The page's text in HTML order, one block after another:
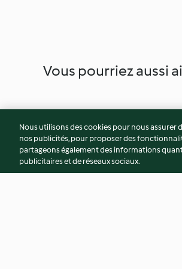
Vous pourriez aussi
Nous utilisons des cookies pour nous
nos publicités, pour proposer des
partageons également des informations
publicitaires et de réseaux sociaux.